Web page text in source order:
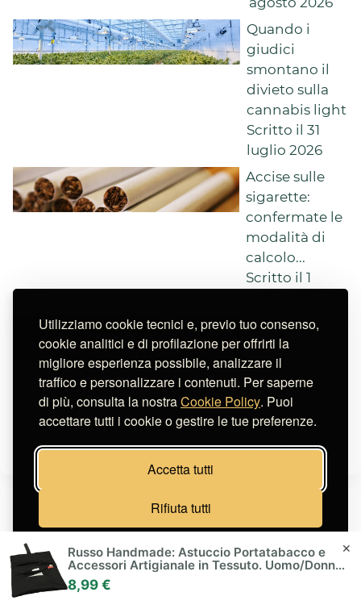
Utilizziamo cookie tecnici e, previo tuo consenso,
cookie analitici e di profilazione per offrirti la
migliore esperienza possibile, analizzare il
traffico e personalizzare i contenuti. Per saperne
di più, consulta la nostraCookie Policy. Puoi
accettare tutti i cookie o gestire le tue preferenze.
Accetta tutti
Rifiuta tutti
Gestisci preferenze
Quando i
giudici
smontano il
divieto sulla
cannabis light
Scritto il 31
luglio 2026
Accise sulle
sigarette:
confermate le
modalità di
calcolo...
Scritto il 1
BAT taglia
9.000 posti:
cosa cambia
per il colosso
del ta...
Scritto il 1
luglio 2026
Cartine
Filtri
Portatabacco
Russo Handmade: Astuccio Portatabacco e
Accessori Artigianale in Tessuto. Uomo/Donna
con Doppia Cerniera per Tabacco e Filtri, 4
Scomparti (Nero)
8,99 €
✕